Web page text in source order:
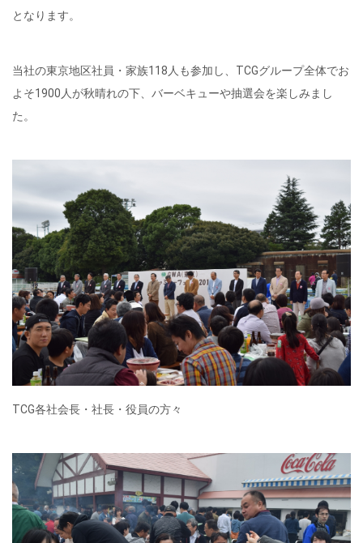
となります。
当社の東京地区社員・家族118人も参加し、TCGグループ全体でお
よそ1900人が秋晴れの下、バーベキューや抽選会を楽しみまし
た。
TCG各社会長・社長・役員の方々